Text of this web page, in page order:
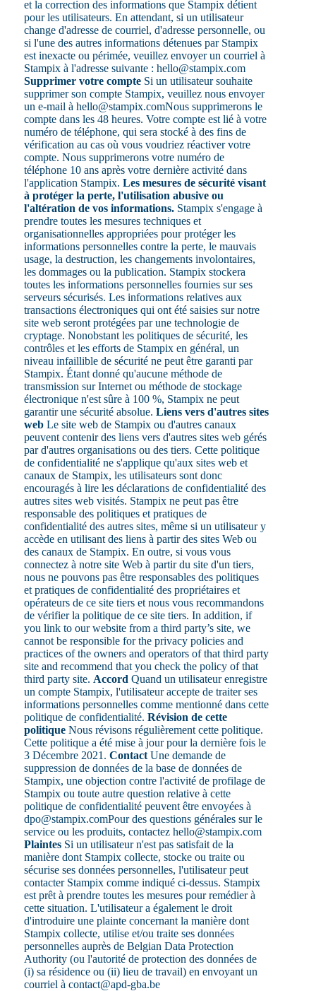
et la correction des informations que Stampix détient
pour les utilisateurs. En attendant, si un utilisateur
change d'adresse de courriel, d'adresse personnelle, ou
si l'une des autres informations détenues par Stampix
est inexacte ou périmée, veuillez envoyer un courriel à
Stampix à l'adresse suivante : hello@stampix.com
Supprimer votre compte Si un utilisateur souhaite
supprimer son compte Stampix, veuillez nous envoyer
un e-mail à hello@stampix.comNous supprimerons le
compte dans les 48 heures. Votre compte est lié à votre
numéro de téléphone, qui sera stocké à des fins de
vérification au cas où vous voudriez réactiver votre
compte. Nous supprimerons votre numéro de
téléphone 10 ans après votre dernière activité dans
l'application Stampix. Les mesures de sécurité visant
à protéger la perte, l'utilisation abusive ou
l'altération de vos informations. Stampix s'engage à
prendre toutes les mesures techniques et
organisationnelles appropriées pour protéger les
informations personnelles contre la perte, le mauvais
usage, la destruction, les changements involontaires,
les dommages ou la publication. Stampix stockera
toutes les informations personnelles fournies sur ses
serveurs sécurisés. Les informations relatives aux
transactions électroniques qui ont été saisies sur notre
site web seront protégées par une technologie de
cryptage. Nonobstant les politiques de sécurité, les
contrôles et les efforts de Stampix en général, un
niveau infaillible de sécurité ne peut être garanti par
Stampix. Étant donné qu'aucune méthode de
transmission sur Internet ou méthode de stockage
électronique n'est sûre à 100 %, Stampix ne peut
garantir une sécurité absolue. Liens vers d'autres sites
web Le site web de Stampix ou d'autres canaux
peuvent contenir des liens vers d'autres sites web gérés
par d'autres organisations ou des tiers. Cette politique
de confidentialité ne s'applique qu'aux sites web et
canaux de Stampix, les utilisateurs sont donc
encouragés à lire les déclarations de confidentialité des
autres sites web visités. Stampix ne peut pas être
responsable des politiques et pratiques de
confidentialité des autres sites, même si un utilisateur y
accède en utilisant des liens à partir des sites Web ou
des canaux de Stampix. En outre, si vous vous
connectez à notre site Web à partir du site d'un tiers,
nous ne pouvons pas être responsables des politiques
et pratiques de confidentialité des propriétaires et
opérateurs de ce site tiers et nous vous recommandons
de vérifier la politique de ce site tiers. In addition, if
you link to our website from a third party’s site, we
cannot be responsible for the privacy policies and
practices of the owners and operators of that third party
site and recommend that you check the policy of that
third party site. Accord Quand un utilisateur enregistre
un compte Stampix, l'utilisateur accepte de traiter ses
informations personnelles comme mentionné dans cette
politique de confidentialité. Révision de cette
politique Nous révisons régulièrement cette politique.
Cette politique a été mise à jour pour la dernière fois le
3 Décembre 2021. Contact Une demande de
suppression de données de la base de données de
Stampix, une objection contre l'activité de profilage de
Stampix ou toute autre question relative à cette
politique de confidentialité peuvent être envoyées à
dpo@stampix.comPour des questions générales sur le
service ou les produits, contactez hello@stampix.com
Plaintes Si un utilisateur n'est pas satisfait de la
manière dont Stampix collecte, stocke ou traite ou
sécurise ses données personnelles, l'utilisateur peut
contacter Stampix comme indiqué ci-dessus. Stampix
est prêt à prendre toutes les mesures pour remédier à
cette situation. L'utilisateur a également le droit
d'introduire une plainte concernant la manière dont
Stampix collecte, utilise et/ou traite ses données
personnelles auprès de Belgian Data Protection
Authority (ou l'autorité de protection des données de
(i) sa résidence ou (ii) lieu de travail) en envoyant un
courriel à contact@apd-gba.be